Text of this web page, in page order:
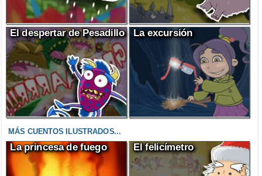
El despertar de Pesadillo La excursión
MÁS CUENTOS ILUSTRADOS...
La princesa de fuego El felicímetro